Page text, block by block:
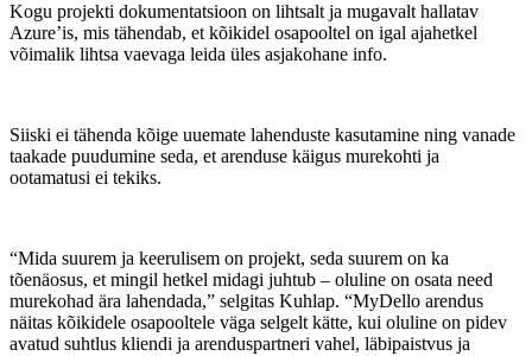
Kogu projekti dokumentatsioon on lihtsalt ja mugavalt hallatav
Azure’is, mis tähendab, et kõikidel osapooltel on igal ajahetkel
võimalik lihtsa vaevaga leida üles asjakohane info.
Siiski ei tähenda kõige uuemate lahenduste kasutamine ning vanade
taakade puudumine seda, et arenduse käigus murekohti ja
ootamatusi ei tekiks.
“Mida suurem ja keerulisem on projekt, seda suurem on ka
tõenäosus, et mingil hetkel midagi juhtub – oluline on osata need
murekohad ära lahendada,” selgitas Kuhlap. “MyDello arendus
näitas kõikidele osapooltele väga selgelt kätte, kui oluline on pidev
avatud suhtlus kliendi ja arenduspartneri vahel, läbipaistvus ja